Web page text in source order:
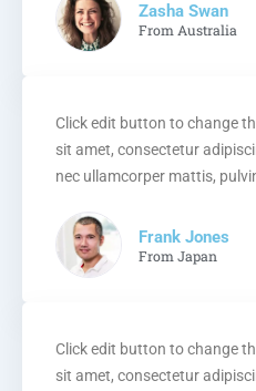
Zasha Swan
From Australia
Click edit button to change
sit amet, consectetur
nec ullamcorper mattis,
Frank Jones
From Japan
Click edit button to change
sit amet, consectetur